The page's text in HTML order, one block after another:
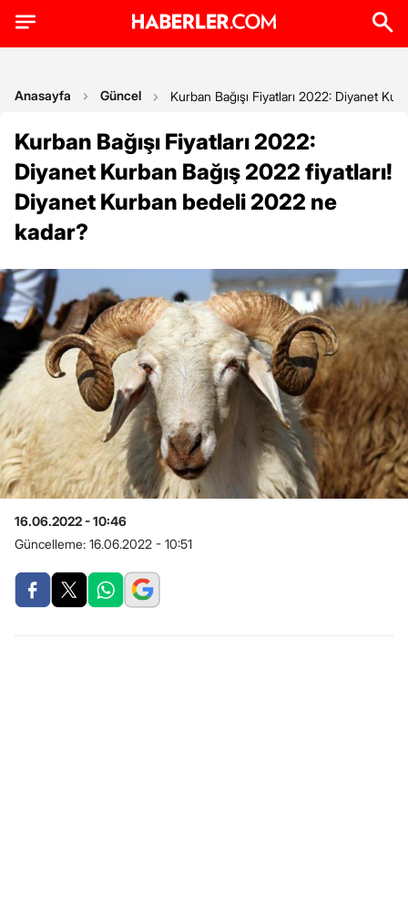
Anasayfa Güncel Kurban Bağışı Fiyatları 2022: Diyanet
Kurban Bağışı Fiyatları 2022:
Diyanet Kurban Bağış 2022 fiyatları!
Diyanet Kurban bedeli 2022 ne
kadar?
16.06.2022 - 10:46
Güncelleme: 16.06.2022 - 10:51